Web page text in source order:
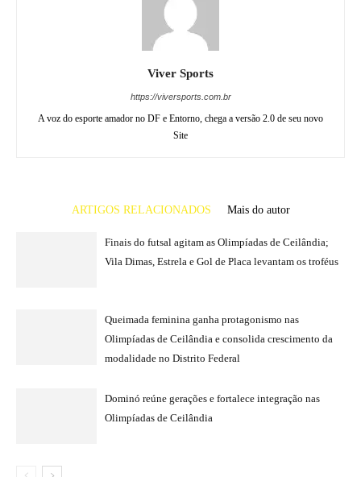
Viver Sports
https://viversports.com.br
A voz do esporte amador no DF e Entorno, chega a versão 2.0 de seu novo
Site
ARTIGOS RELACIONADOS Mais do autor
Finais do futsal agitam as Olimpíadas de Ceilândia;
Vila Dimas, Estrela e Gol de Placa levantam os troféus
Queimada feminina ganha protagonismo nas
Olimpíadas de Ceilândia e consolida crescimento da
modalidade no Distrito Federal
Dominó reúne gerações e fortalece integração nas
Olimpíadas de Ceilândia